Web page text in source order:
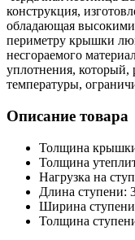
конструкция,
обладающая высокими
периметру крышки
несгораемого
уплотнения, который,
температуры,
Описание товара
Толщина
Толщина
Нагрузка на
Длина ступени:
Ширина
Толщина